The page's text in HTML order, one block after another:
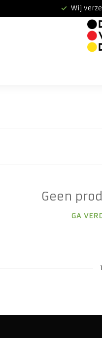
Wij
Geen
GA